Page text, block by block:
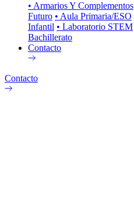
• Armarios Y Complementos
Futuro • Aula Primaria/ESO
Infantil • Laboratorio STEM
Bachillerato
Contacto
Contacto